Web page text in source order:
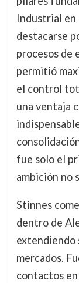
Industrial en
destacarse
procesos de
permitió
el control
una ventaja
fue solo el
ambición no
Stinnes
dentro de
extendiendo
mercados.
contactos